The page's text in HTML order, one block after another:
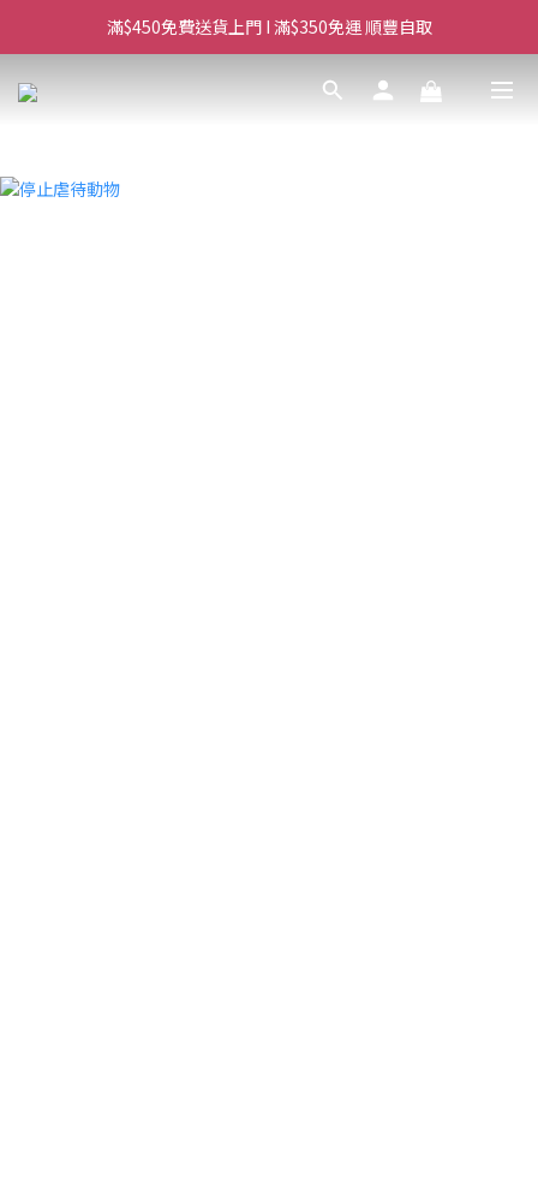
滿$450免費送貨上門 I 滿$350免運 順豐自取
滿$450免費送貨上門 I 滿$350免運 順豐自取
Whatsapp/Signal : 96659399
滿$450免費送貨上門 I 滿$350免運 順豐自取